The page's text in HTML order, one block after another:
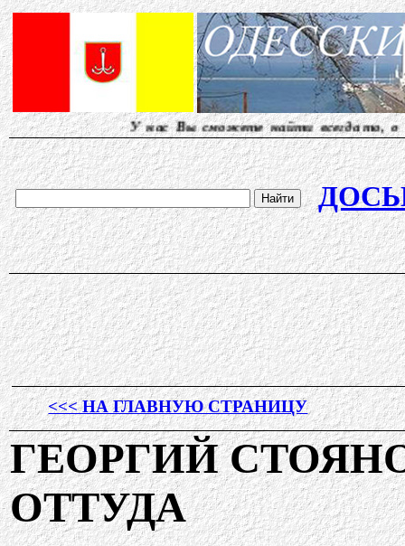
У нас Вы сможете найти всегда то, о чем
<<< НА ГЛАВНУЮ СТРАНИЦУ
ГЕОРГИЙ
ОТТУДА